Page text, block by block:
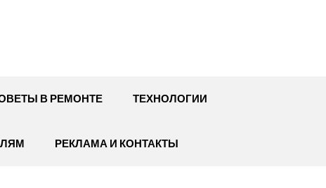
В РЕМОНТЕ ТЕХНОЛОГИИ
РЕКЛАМА И КОНТАКТЫ